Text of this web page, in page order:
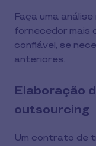
Faça uma
fornecedor mais
confiável, se
anteriores.
Elaboração
outsourcing
Um contrato de